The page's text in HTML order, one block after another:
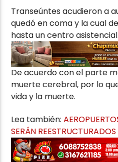
Transeúntes acudieron a
quedó en coma y la cual
hasta un centro asistencial.
De acuerdo con el parte
muerte cerebral, por lo
vida y la muerte.
Lea también:
SERÁN